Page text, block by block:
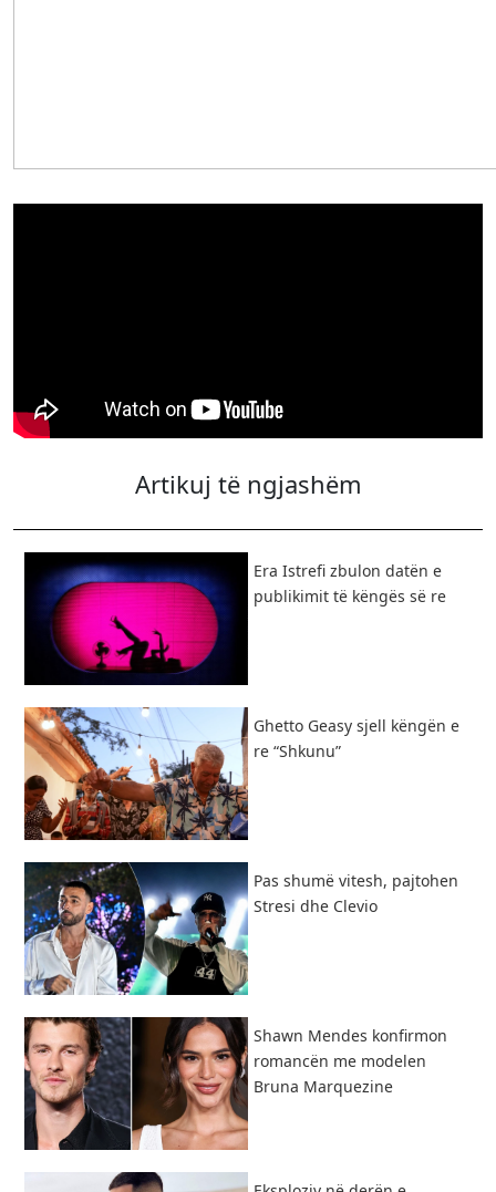
Artikuj të ngjashëm
Era Istrefi zbulon datën e
publikimit të këngës së re
Ghetto Geasy sjell këngën e
re “Shkunu”
Pas shumë vitesh, pajtohen
Stresi dhe Clevio
Shawn Mendes konfirmon
romancën me modelen
Bruna Marquezine